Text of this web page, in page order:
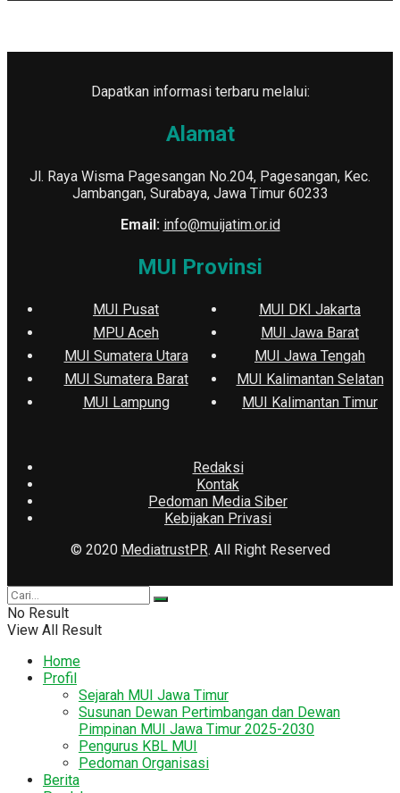
Dapatkan informasi terbaru melalui:
Alamat
Jl. Raya Wisma Pagesangan No.204, Pagesangan, Kec.
Jambangan, Surabaya, Jawa Timur 60233
Email: info@muijatim.or.id
MUI Provinsi
MUI Pusat
MPU Aceh
MUI Sumatera Utara
MUI Sumatera Barat
MUI Lampung
MUI DKI Jakarta
MUI Jawa Barat
MUI Jawa Tengah
MUI Kalimantan Selatan
MUI Kalimantan Timur
Redaksi
Kontak
Pedoman Media Siber
Kebijakan Privasi
© 2020 MediatrustPR. All Right Reserved
No Result
View All Result
Home
Profil
Sejarah MUI Jawa Timur
Susunan Dewan Pertimbangan dan Dewan
Pimpinan MUI Jawa Timur 2025-2030
Pengurus KBL MUI
Pedoman Organisasi
Berita